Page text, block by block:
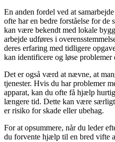
En anden fordel ved at
ofte har en bedre forståelse for
kan være bekendt med lokale
arbejde udføres i
deres erfaring med tidligere
kan identificere og løse problemer
Det er også værd at nævne, at
tjenester. Hvis du har problemer
apparat, kan du ofte få hjælp
længere tid. Dette kan være
er risiko for skade eller ubehag.
For at opsummere, når du leder
du forvente hjælp til en bred vifte